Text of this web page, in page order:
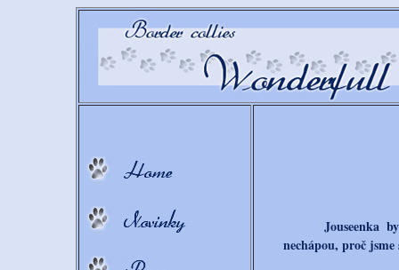
Jouseenka
nechápou, proč